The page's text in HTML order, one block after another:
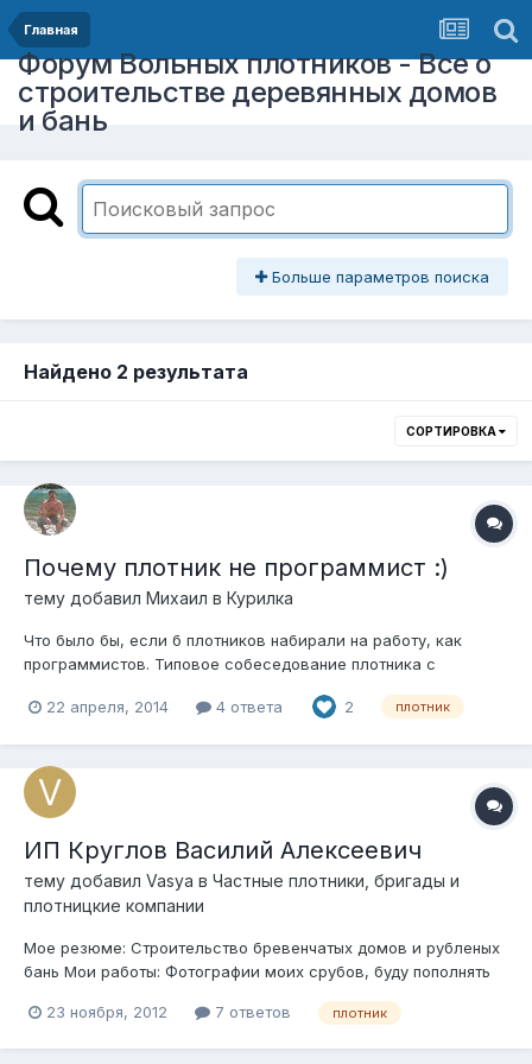
Главная
Форум Вольных плотников - Все о
строительстве деревянных домов
и бань
Больше параметров поиска
Найдено 2 результата
СОРТИРОВКА
Почему плотник не программист :)
тему добавил Михаил в Курилка
Что было бы, если б плотников набирали на работу, как
программистов. Типовое собеседование плотника с
22 апреля, 2014
4 ответа 2 плотник
ИП Круглов Василий Алексеевич
тему добавил Vasya в Частные плотники, бригады и
плотницкие компании
Мое резюме: Строительство бревенчатых домов и рубленых
бань Мои работы: Фотографии моих срубов, буду пополнять
деревянных домов. Есть зимний лес. Есть площадка для
23 ноября, 2012 7 ответов плотник